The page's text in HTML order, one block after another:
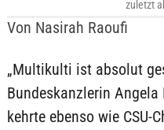
Von Nasirah Raoufi
zuletzt
„Multikulti ist absolut
Bundeskanzlerin
kehrte ebenso wie CSU-